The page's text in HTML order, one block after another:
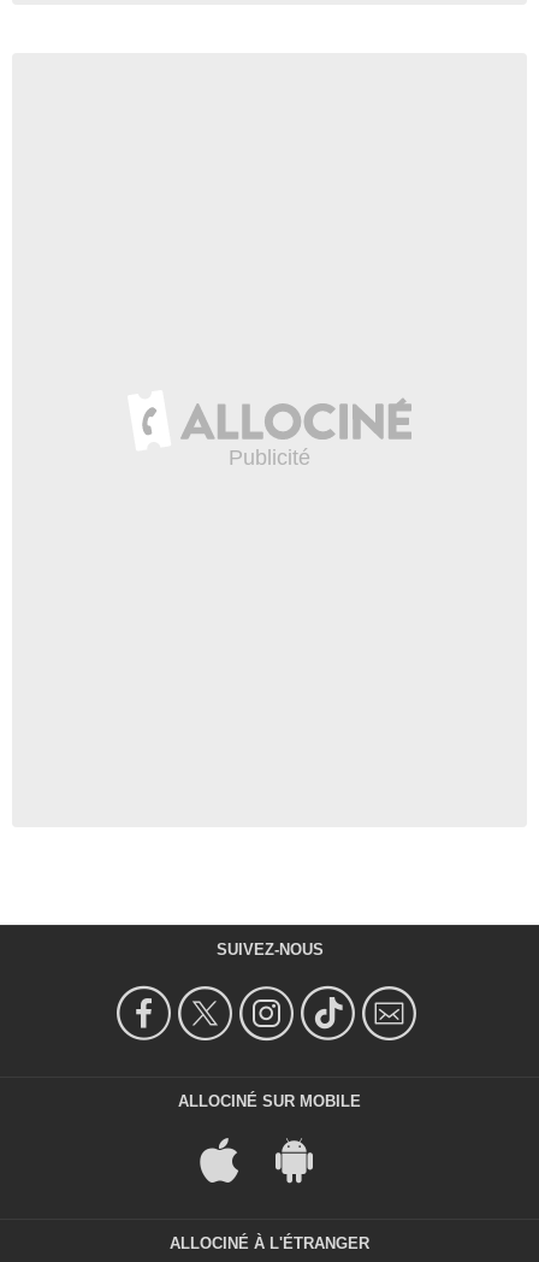
SUIVEZ-NOUS
ALLOCINÉ SUR MOBILE
ALLOCINÉ À L'ÉTRANGER